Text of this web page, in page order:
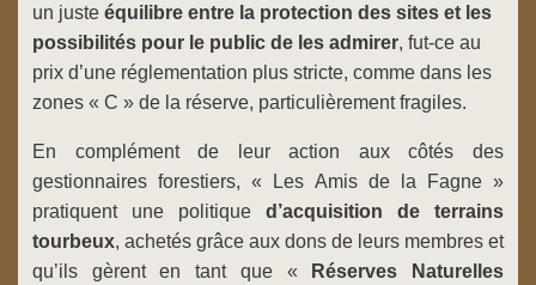
un juste équilibre entre la protection des sites et les
possibilités pour le public de les admirer, fut-ce au
prix d’une réglementation plus stricte, comme dans les
zones « C » de la réserve, particulièrement fragiles.
En complément de leur action aux côtés des
gestionnaires forestiers, « Les Amis de la Fagne »
pratiquent une politique d’acquisition de terrains
tourbeux, achetés grâce aux dons de leurs membres et
qu’ils gèrent en tant que «
Réserves Naturelles